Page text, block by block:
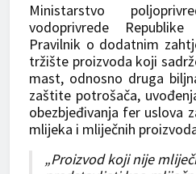
Ministarstvo
vodoprivrede
Pravilnik o dodatnim
tržište proizvoda koji
mast, odnosno druga
zaštite potrošača,
obezbjeđivanja fer uslova
mlijeka i mliječnih
„Proizvod koji nije